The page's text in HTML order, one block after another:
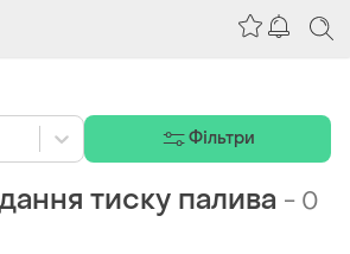
тиску палива - 0
Фільтри